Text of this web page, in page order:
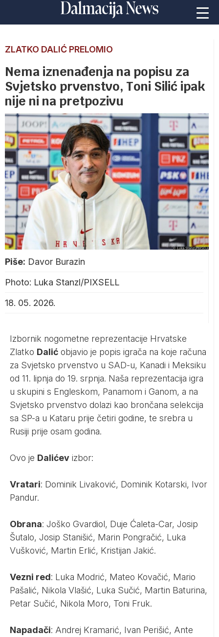
ZLATKO DALIĆ PRELOMIO
Nema iznenađenja na popisu za
Svjetsko prvenstvo, Toni Silić ipak
nije ni na pretpozivu
Piše: Davor Burazin
Photo: Luka Stanzl/PIXSELL
18. 05. 2026.
Izbornik nogometne reprezentacije Hrvatske
Zlatko Dalić objavio je popis igrača na koje računa
za Svjetsko prvenstvo u SAD-u, Kanadi i Meksiku
od 11. lipnja do 19. srpnja. Naša reprezentacija igra
u skupini s Engleskom, Panamom i Ganom, a na
Svjetsko prvenstvo dolazi kao brončana selekcija
sa SP-a u Kataru prije četiri godine, te srebra u
Rusiji prije osam godina.
Ovo je Dalićev izbor:
Vratari: Dominik Livaković, Dominik Kotarski, Ivor
Pandur.
Obrana: Joško Gvardiol, Duje Ćaleta-Car, Josip
Šutalo, Josip Stanišić, Marin Pongračić, Luka
Vušković, Martin Erlić, Kristijan Jakić.
Vezni red: Luka Modrić, Mateo Kovačić, Mario
Pašalić, Nikola Vlašić, Luka Sučić, Martin Baturina,
Petar Sučić, Nikola Moro, Toni Fruk.
Napadači: Andrej Kramarić, Ivan Perišić, Ante